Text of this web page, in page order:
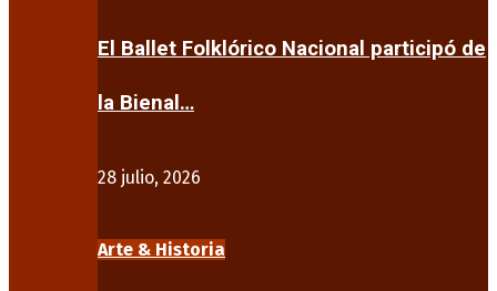
El Ballet Folklórico Nacional participó de
la Bienal…
28 julio, 2026
Arte & Historia